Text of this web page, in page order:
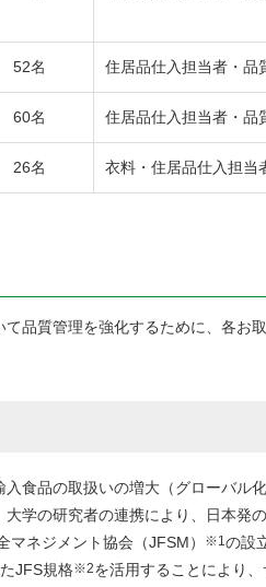
52名 住居品仕入担当者・品
60名 住居品仕入担当者・品
26名 衣料・住居品仕入担当
品質管理を強化するために、各お
食品の取扱いの増大（グローバル
学の研究者の連携により、日本発
ネジメント協会（JFSM）
※1 の設
JFS規格※2を活用することにより